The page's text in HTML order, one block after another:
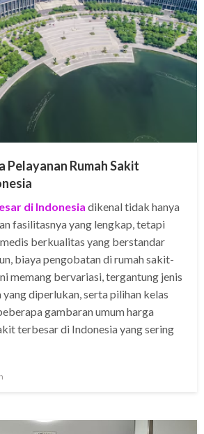
Pelayanan Rumah Sakit
di Indonesia dikenal tidak hanya
fasilitasnya yang lengkap, tetapi
berkualitas yang berstandar
biaya pengobatan di rumah sakit-
memang bervariasi, tergantung jenis
yang diperlukan, serta pilihan kelas
gambaran umum harga
terbesar di Indonesia yang sering